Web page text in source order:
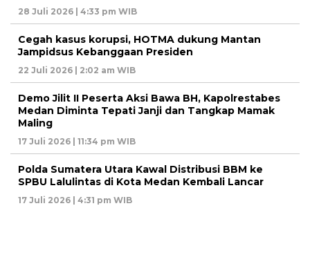
28 Juli 2026 | 4:33 pm WIB
Cegah kasus korupsi, HOTMA dukung Mantan
Jampidsus Kebanggaan Presiden
22 Juli 2026 | 2:02 am WIB
Demo Jilit II Peserta Aksi Bawa BH, Kapolrestabes
Medan Diminta Tepati Janji dan Tangkap Mamak
Maling
17 Juli 2026 | 11:34 pm WIB
Polda Sumatera Utara Kawal Distribusi BBM ke
SPBU Lalulintas di Kota Medan Kembali Lancar
17 Juli 2026 | 4:31 pm WIB